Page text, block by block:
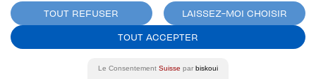
TOUT REFUSER
LAISSEZ-MOI CHOISIR
TOUT ACCEPTER
Le Consentement Suisse par biskoui